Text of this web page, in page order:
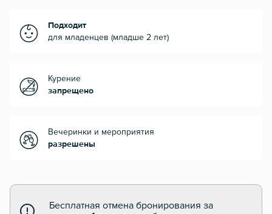
Подходит
для младенцев (младше 2 лет)
Курение
запрещено
Вечеринки и мероприятия
разрешены
Бесплатная отмена бронирования за